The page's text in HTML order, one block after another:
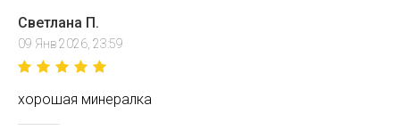
Светлана П.
09 Янв 2026, 23:59
хорошая минералка